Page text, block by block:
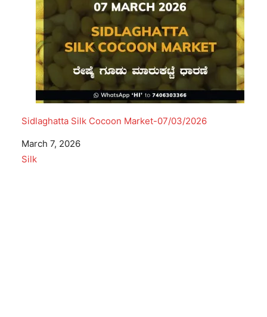
Sidlaghatta Silk Cocoon Market-07/03/2026
Date
March 7, 2026
In relation to
Silk